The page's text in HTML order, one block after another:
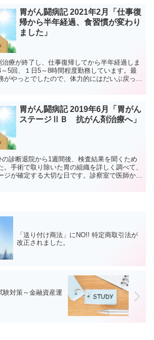
胃がん闘病記 2021年2月「仕事復
帰から半年経過、食習慣が変わり
ました」
療が終了し、仕事復帰してから半年経過しま
5回、１日5～8時間程度勤務しています。最
がやっとでしたので、体力的にはだいぶ戻って
胃がん闘病記 2019年6月「胃がん
ステージⅡＢ 抗がん剤治療へ」
診断退院から1週間後、検査結果を聞くため
。手術で取り除いた胃の組織を詳しく調べて、
ジが確定する大切な日です。診察室で医師から
「送り付け商法」にNO!! 特定商取引法が
改正されました。
対策～金融資産運